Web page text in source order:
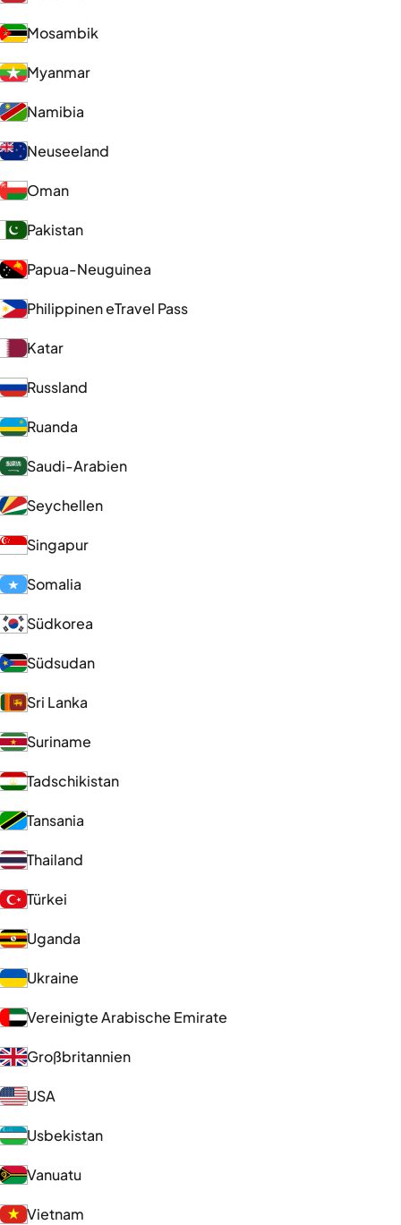
Mosambik
Myanmar
Namibia
Neuseeland
Oman
Pakistan
Papua-Neuguinea
Philippinen eTravel Pass
Katar
Russland
Ruanda
Saudi-Arabien
Seychellen
Singapur
Somalia
Südkorea
Südsudan
Sri Lanka
Suriname
Tadschikistan
Tansania
Thailand
Türkei
Uganda
Ukraine
Vereinigte Arabische Emirate
Großbritannien
USA
Usbekistan
Vanuatu
Vietnam